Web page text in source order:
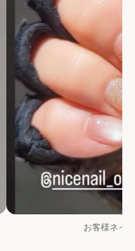
お客様ネイ